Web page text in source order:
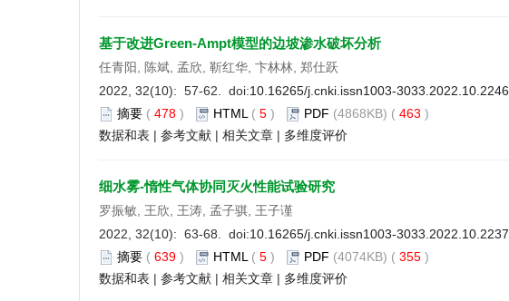
基于改进Green-Ampt模型的边坡渗水破坏分析
任青阳, 陈斌, 孟欣, 靳红华, 卞林林, 郑仕跃
2022, 32(10): 57-62. doi:10.16265/j.cnki.issn1003-3033.2022.10.2246
摘要 ( 478 ) HTML ( 5 ) PDF (4868KB) ( 463 )
数据和表 | 参考文献 | 相关文章 | 多维度评价
细水雾-惰性气体协同灭火性能试验研究
罗振敏, 王欣, 王涛, 孟子骐, 王子谨
2022, 32(10): 63-68. doi:10.16265/j.cnki.issn1003-3033.2022.10.2237
摘要 ( 639 ) HTML ( 5 ) PDF (4074KB) ( 355 )
数据和表 | 参考文献 | 相关文章 | 多维度评价